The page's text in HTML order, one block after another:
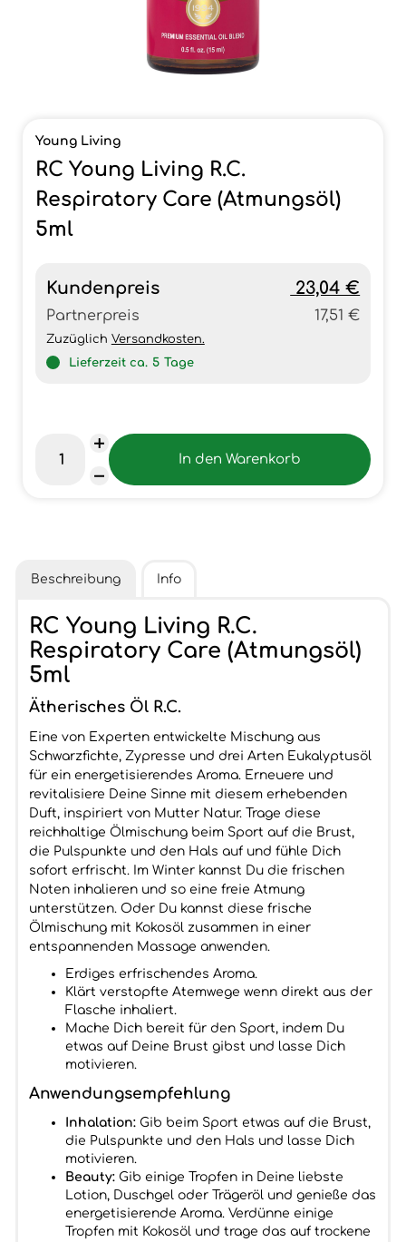
Young Living
RC Young Living R.C.
Respiratory Care (Atmungsöl)
5ml
Kundenpreis 23,04 €
Partnerpreis 17,51 €
Zuzüglich Versandkosten.
Lieferzeit ca. 5 Tage
Beschreibung Info
RC Young Living R.C.
Respiratory Care (Atmungsöl)
5ml
Ätherisches Öl R.C.
Eine von Experten entwickelte Mischung aus
Schwarzfichte, Zypresse und drei Arten Eukalyptusöl
für ein energetisierendes Aroma. Erneuere und
revitalisiere Deine Sinne mit diesem erhebenden
Duft, inspiriert von Mutter Natur. Trage diese
reichhaltige Ölmischung beim Sport auf die Brust,
die Pulspunkte und den Hals auf und fühle Dich
sofort erfrischt. Im Winter kannst Du die frischen
Noten inhalieren und so eine freie Atmung
unterstützen. Oder Du kannst diese frische
Ölmischung mit Kokosöl zusammen in einer
entspannenden Massage anwenden.
Erdiges erfrischendes Aroma.
Klärt verstopfte Atemwege wenn direkt aus der
Flasche inhaliert.
Mache Dich bereit für den Sport, indem Du
etwas auf Deine Brust gibst und lasse Dich
motivieren.
Anwendungsempfehlung
Inhalation:Gib beim Sport etwas auf die Brust,
die Pulspunkte und den Hals und lasse Dich
motivieren.
Beauty:Gib einige Tropfen in Deine liebste
Lotion, Duschgel oder Trägeröl und genieße das
energetisierende Aroma. Verdünne einige
Tropfen mit Kokosöl und trage das auf trockene